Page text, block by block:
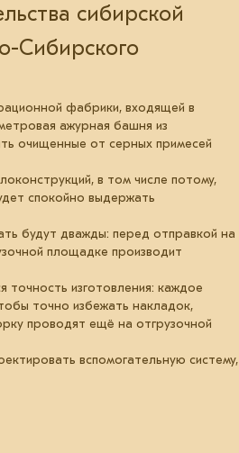
сибирской
Сибирского
фабрики, входящей в
ажурная башня из
очищенные от серных примесей
в том числе потому,
спокойно выдержать
будут дважды: перед отправкой на
площадке производит
изготовления: каждое
точно избежать накладок,
проводят ещё на отгрузочной
вспомогательную систему,